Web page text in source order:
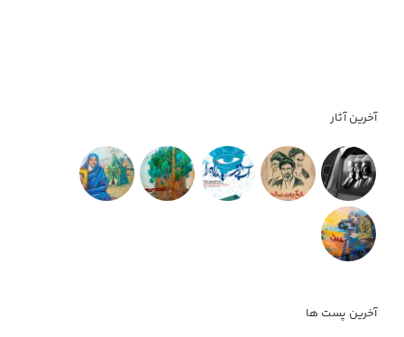
آخرین آثار
آخرین پست ها